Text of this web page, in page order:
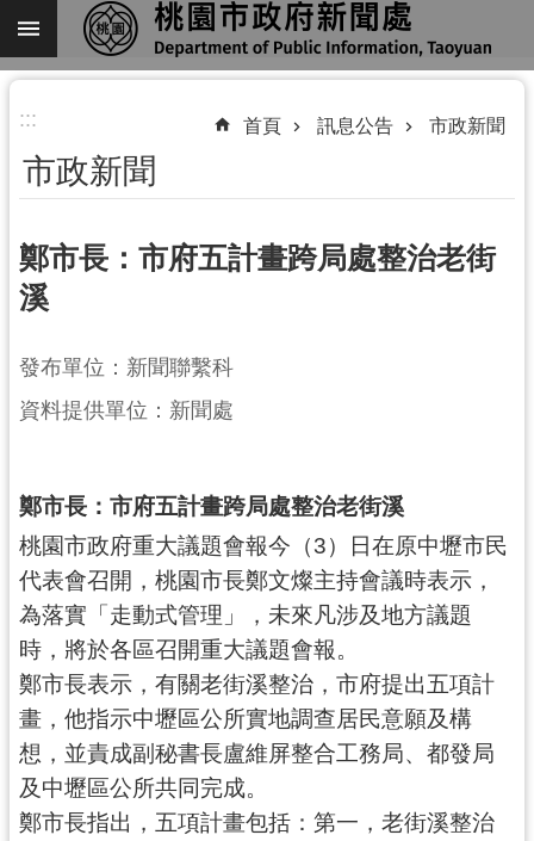
跳到主要內容區塊
進
搜
尋
關
我
們
通
訊
錄
業
務
資
訊
訊
息
公
告
::: 首頁 訊息公告 市政新聞
市政新聞
鄭市長：市府五計畫跨局處整治老街
溪
發布單位：新聞聯繫科
資料提供單位：新聞處
鄭市長：市府五計畫跨局處整治老街溪
桃園市政府重大議題會報今（3）日在原中壢市民
代表會召開，桃園市長鄭文燦主持會議時表示，
為落實「走動式管理」，未來凡涉及地方議題
時，將於各區召開重大議題會報。
鄭市長表示，有關老街溪整治，市府提出五項計
畫，他指示中壢區公所實地調查居民意願及構
想，並責成副秘書長盧維屏整合工務局、都發局
及中壢區公所共同完成。
鄭市長指出，五項計畫包括：第一，老街溪整治